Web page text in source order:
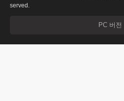
served.
PC 버전